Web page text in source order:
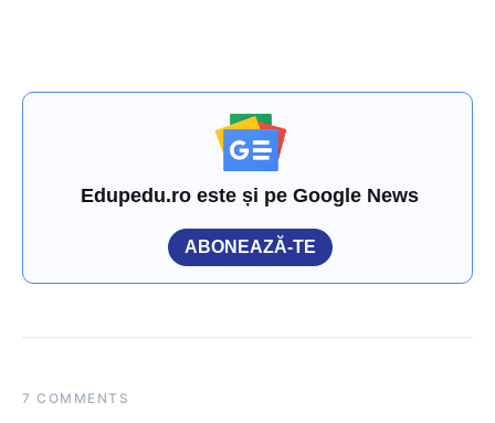
Edupedu.ro este și pe Google News
ABONEAZĂ-TE
7 COMMENTS